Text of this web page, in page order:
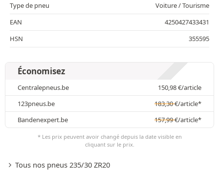
Type de pneu
Voiture / Tourisme
EAN
4250427433431
HSN
355595
Économisez
Centralepneus.be 150,98€/article
123pneus.be
183,30€/article*
Bandenexpert.be
157,99€/article*
* Les prix peuvent avoir changé depuis la date visible en
cliquant sur le prix.
Tous nos pneus 235/30 ZR20